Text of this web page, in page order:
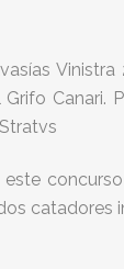
Vinistra
Canari.
catadores